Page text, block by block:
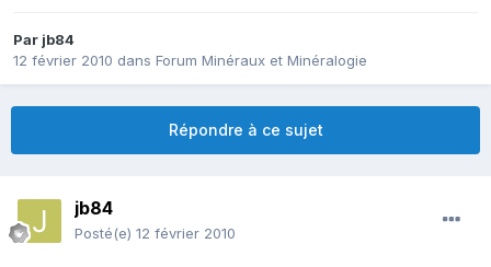
Par jb84
12 février 2010 dans Forum Minéraux et Minéralogie
Répondre à ce sujet
jb84
Posté(e) 12 février 2010